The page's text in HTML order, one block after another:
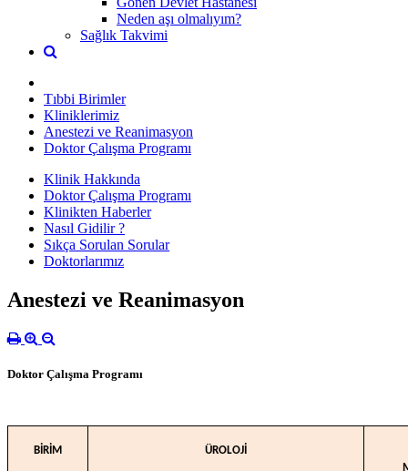
Neden aşı olmalıyım?
Sağlık Takvimi
Tıbbi Birimler
Kliniklerimiz
Anestezi ve Reanimasyon
Doktor Çalışma Programı
Klinik Hakkında
Doktor Çalışma Programı
Klinikten Haberler
Nasıl Gidilir ?
Sıkça Sorulan Sorular
Doktorlarımız
Anestezi ve Reanimasyon
Doktor Çalışma Programı
BİRİM
ÜROLOJİ